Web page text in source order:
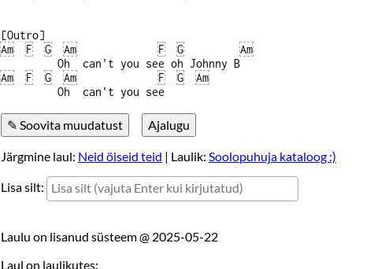
[Outro]
Am
F G Am F G
Am
Oh can't you see oh Johnny B
Am
F G Am F G
Am
Oh can't you see
Järgmine laul: Neid öiseid teid | Laulik: Soolopuhuja kataloog :)
Lisa silt:
Laulu on lisanud süsteem @ 2025-05-22
Laul on laulikutes: